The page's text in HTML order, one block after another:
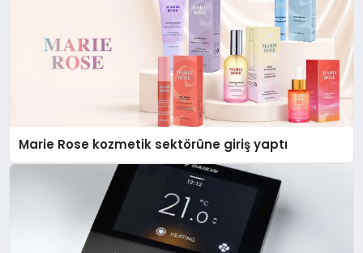
Marie Rose kozmetik sektörüne giriş yaptı